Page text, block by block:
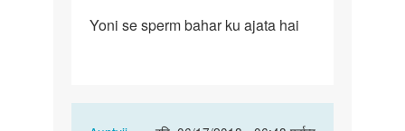
Yoni
Yoni se sperm bahar ku ajata hai